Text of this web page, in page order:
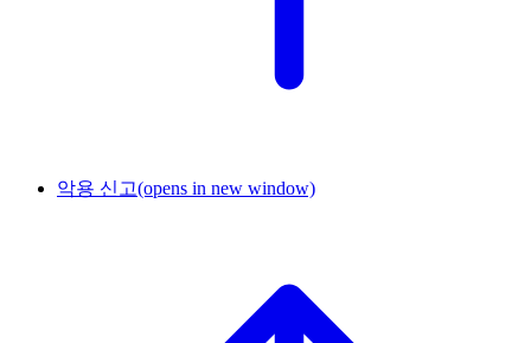
악용 신고(opens in new window)